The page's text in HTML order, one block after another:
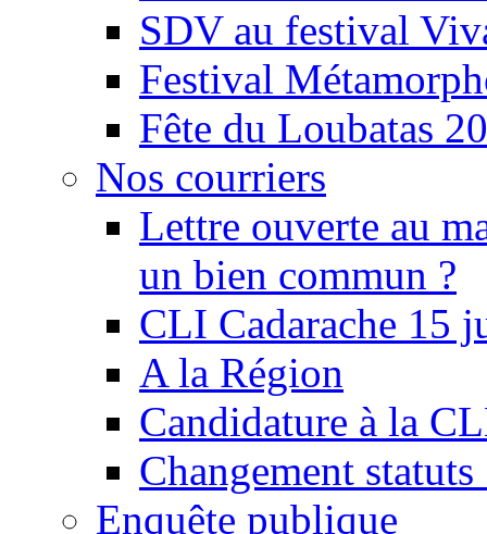
SDV au festival
Festival
Fête du Loubatas
Nos courriers
Lettre ouverte au
un bien commun ?
CLI Cadarache 15
A la Région
Candidature à la
Changement
Enquête publique